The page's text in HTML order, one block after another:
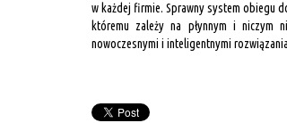
w każdej firmie. Sprawny system obiegu
któremu zależy na płynnym i niczym
nowoczesnymi i inteligentnymi